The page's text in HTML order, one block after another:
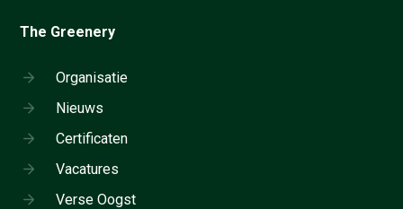
The Greenery
Organisatie
Nieuws
Certificaten
Vacatures
Verse Oogst